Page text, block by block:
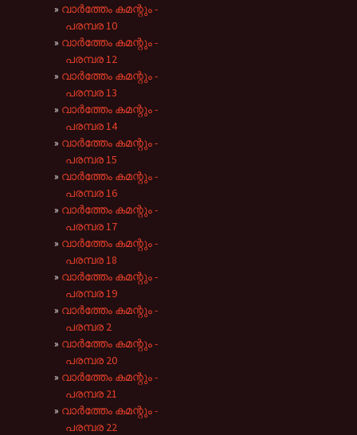
വാർത്തേം കമന്റും -
പരമ്പര 10
വാർത്തേം കമന്റും -
പരമ്പര 12
വാർത്തേം കമന്റും -
പരമ്പര 13
വാർത്തേം കമന്റും -
പരമ്പര 14
വാർത്തേം കമന്റും -
പരമ്പര 15
വാർത്തേം കമന്റും -
പരമ്പര 16
വാർത്തേം കമന്റും -
പരമ്പര 17
വാർത്തേം കമന്റും -
പരമ്പര 18
വാർത്തേം കമന്റും -
പരമ്പര 19
വാർത്തേം കമന്റും -
പരമ്പര 2
വാർത്തേം കമന്റും -
പരമ്പര 20
വാർത്തേം കമന്റും -
പരമ്പര 21
വാർത്തേം കമന്റും -
പരമ്പര 22